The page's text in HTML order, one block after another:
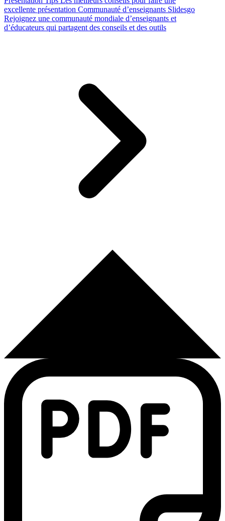
excellente présentation Communauté d’enseignants Slidesgo
Rejoignez une communauté mondiale d’enseignants et
d’éducateurs qui partagent des conseils et des outils